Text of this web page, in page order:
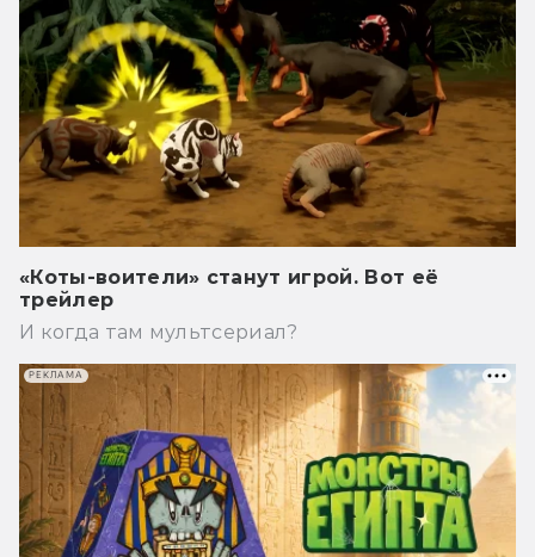
«Коты-воители» станут игрой. Вот её
трейлер
И когда там мультсериал?
РЕКЛАМА